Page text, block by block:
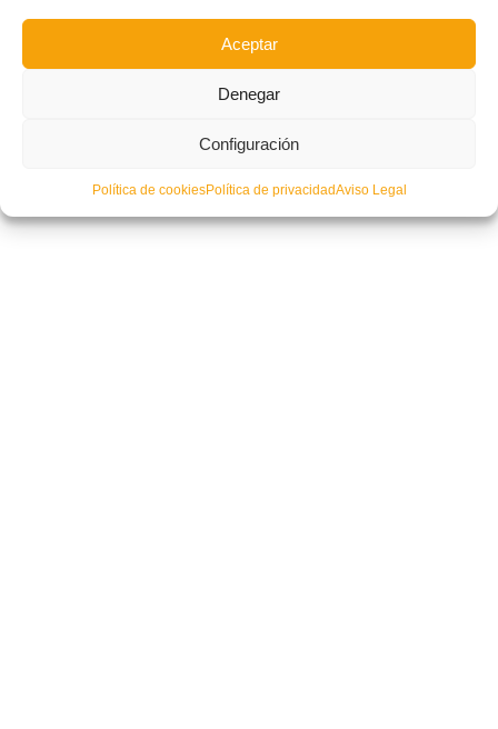
Aceptar
Denegar
Configuración
Política de cookiesPolítica de privacidadAviso Legal